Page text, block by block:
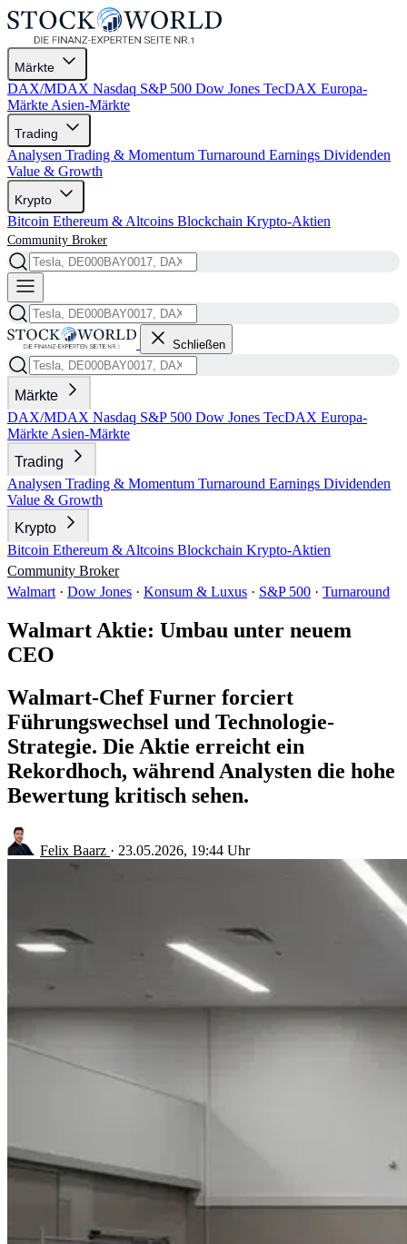
Märkte
DAX/MDAX Nasdaq S&P 500 Dow Jones TecDAX Europa-
Märkte Asien-Märkte
Trading
Analysen Trading & Momentum Turnaround Earnings Dividenden
Value & Growth
Krypto
Bitcoin Ethereum & Altcoins Blockchain Krypto-Aktien
Community Broker
Schließen
Märkte
DAX/MDAX Nasdaq S&P 500 Dow Jones TecDAX Europa-
Märkte Asien-Märkte
Trading
Analysen Trading & Momentum Turnaround Earnings Dividenden
Value & Growth
Krypto
Bitcoin Ethereum & Altcoins Blockchain Krypto-Aktien
Community Broker
Walmart · Dow Jones · Konsum & Luxus · S&P 500 · Turnaround
Walmart Aktie: Umbau unter neuem
CEO
Walmart-Chef Furner forciert
Führungswechsel und Technologie-
Strategie. Die Aktie erreicht ein
Rekordhoch, während Analysten die hohe
Bewertung kritisch sehen.
Felix Baarz · 23.05.2026, 19:44 Uhr